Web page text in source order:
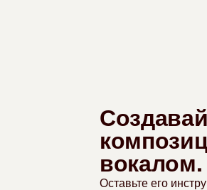
вокалом.
Оставьте его